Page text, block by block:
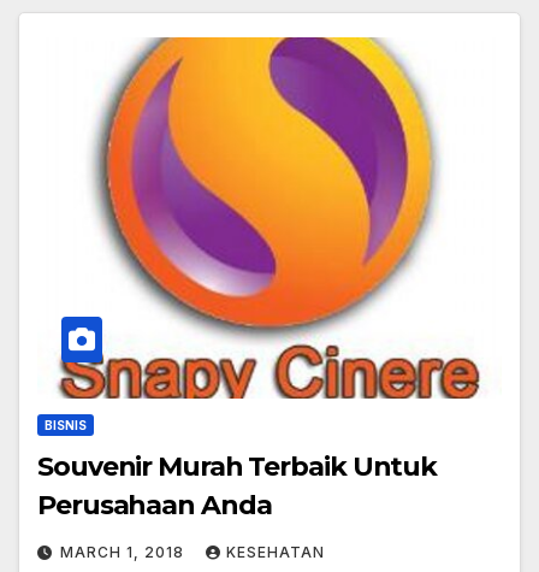
BISNIS
Souvenir Murah Terbaik Untuk
Perusahaan Anda
MARCH 1, 2018 KESEHATAN